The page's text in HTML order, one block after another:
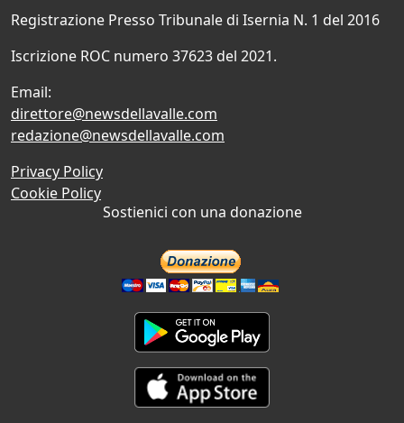
Registrazione Presso Tribunale di Isernia N. 1 del 2016
Iscrizione ROC numero 37623 del 2021.
Email:
direttore@newsdellavalle.com
redazione@newsdellavalle.com
Privacy Policy
Cookie Policy
Sostienici con una donazione